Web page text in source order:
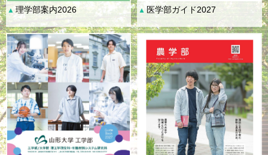
▲理学部案内2026 ▲ 医学部ガイド2027